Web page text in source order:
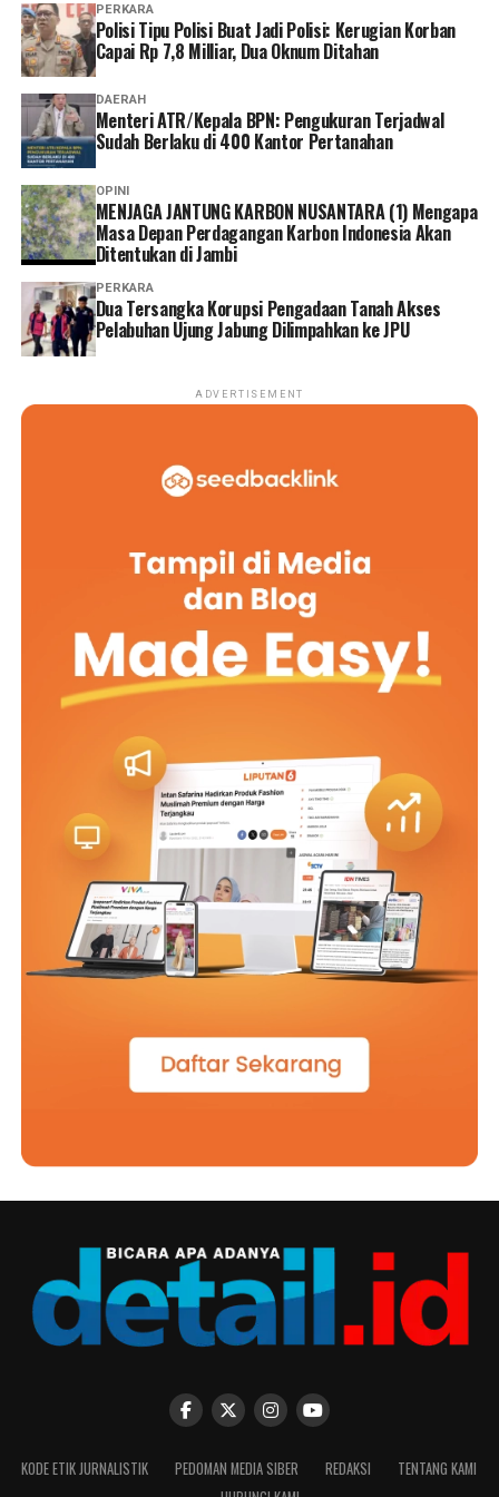
PERKARA
Polisi Tipu Polisi Buat Jadi Polisi: Kerugian Korban
Capai Rp 7,8 Milliar, Dua Oknum Ditahan
DAERAH
Menteri ATR/Kepala BPN: Pengukuran Terjadwal
Sudah Berlaku di 400 Kantor Pertanahan
OPINI
MENJAGA JANTUNG KARBON NUSANTARA (1) Mengapa
Masa Depan Perdagangan Karbon Indonesia Akan
Ditentukan di Jambi
PERKARA
Dua Tersangka Korupsi Pengadaan Tanah Akses
Pelabuhan Ujung Jabung Dilimpahkan ke JPU
ADVERTISEMENT
KODE ETIK JURNALISTIK PEDOMAN MEDIA SIBER REDAKSI
TENTANG KAMI